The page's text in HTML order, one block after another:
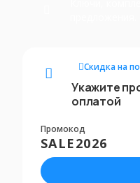
Скидка на
Укажите
оплатой
Промокод
SALE2026